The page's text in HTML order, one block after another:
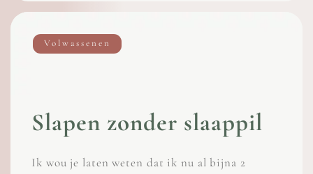
Volwassenen
Slapen zonder slaappil
Ik wou je laten weten dat ik nu al bijna 2